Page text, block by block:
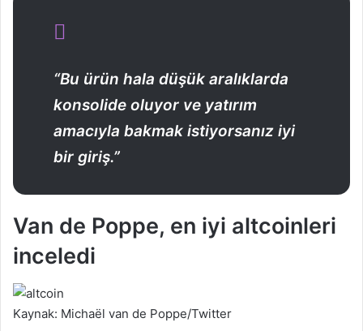
“Bu ürün hala düşük aralıklarda
konsolide oluyor ve yatırım
amacıyla bakmak istiyorsanız iyi
bir giriş.”
Van de Poppe, en iyi altcoinleri
inceledi
Kaynak: Michaël van de Poppe/Twitter